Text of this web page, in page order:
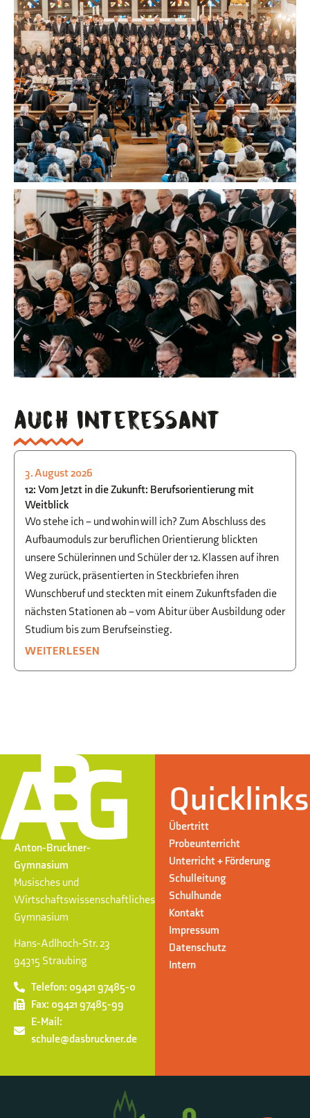
Auch interessant
STUDIEN- UND BERUFSORIENTIERUNG
3. August 2026
12: Vom Jetzt in die Zukunft: Berufsorientierung mit
Weitblick
Wo stehe ich – und wohin will ich? Zum Abschluss des
Aufbaumoduls zur beruflichen Orientierung blickten
unsere Schülerinnen und Schüler der 12. Klassen auf ihren
Weg zurück, präsentierten in Steckbriefen ihren
Wunschberuf und steckten mit einem Zukunftsfaden die
nächsten Stationen ab – vom Abitur über Ausbildung oder
Studium bis zum Berufseinstieg.
WEITERLESEN
Anton-Bruckner-
Gymnasium
Musisches und
Wirtschaftswissenschaftliches
Gymnasium
Hans-Adlhoch-Str. 23
94315 Straubing
Telefon: 09421 97485-0
Fax: 09421 97485-99
E-Mail:
schule@dasbruckner.de
Quicklinks
Übertritt
Probeunterricht
Unterricht + Förderung
Schulleitung
Schulhunde
Kontakt
Impressum
Datenschutz
Intern